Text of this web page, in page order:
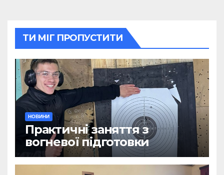
ТИ МІГ ПРОПУСТИТИ
НОВИНИ
Практичні заняття з
вогневої підготовки